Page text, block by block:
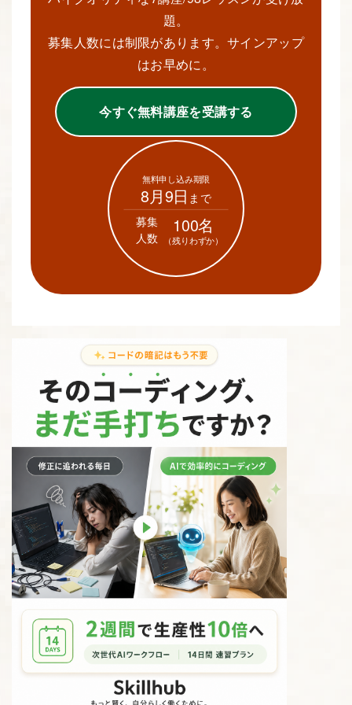
題。
募集人数には制限があります。サインアップ
はお早めに。
今すぐ無料講座を受講する
無料申し込み期限
8月9日 まで
募集
人数
100名
（残りわずか）